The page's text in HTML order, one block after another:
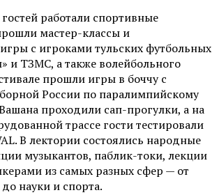
работали спортивные
мастер-классы и
с игроками тульских футбольных
и ТЗМС, а также волейбольного
прошли игры в боччу с
России по паралимпийскому
проходили сап-прогулки, а на
трассе гости тестировали
В лектории состоялись народные
музыкантов, паблик-токи, лекции
из самых разных сфер — от
науки и спорта.